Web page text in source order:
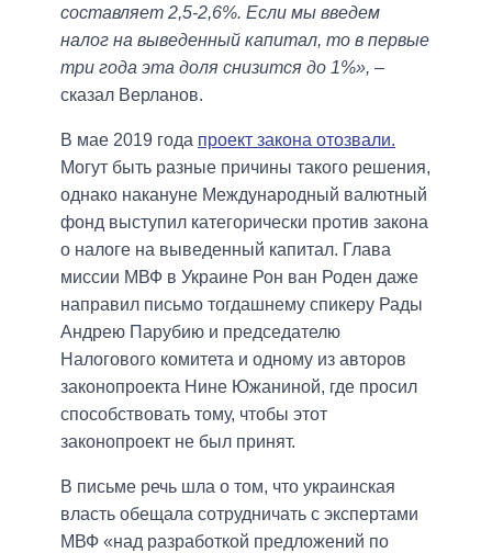
составляет 2,5-2,6%. Если мы введем
налог на выведенный капитал, то в первые
три года эта доля снизится до 1%», –
сказал Верланов.
В мае 2019 года проект закона отозвали.
Могут быть разные причины такого решения,
однако накануне Международный валютный
фонд выступил категорически против закона
о налоге на выведенный капитал. Глава
миссии МВФ в Украине Рон ван Роден даже
направил письмо тогдашнему спикеру Рады
Андрею Парубию и председателю
Налогового комитета и одному из авторов
законопроекта Нине Южаниной, где просил
способствовать тому, чтобы этот
законопроект не был принят.
В письме речь шла о том, что украинская
власть обещала сотрудничать с экспертами
МВФ «над разработкой предложений по